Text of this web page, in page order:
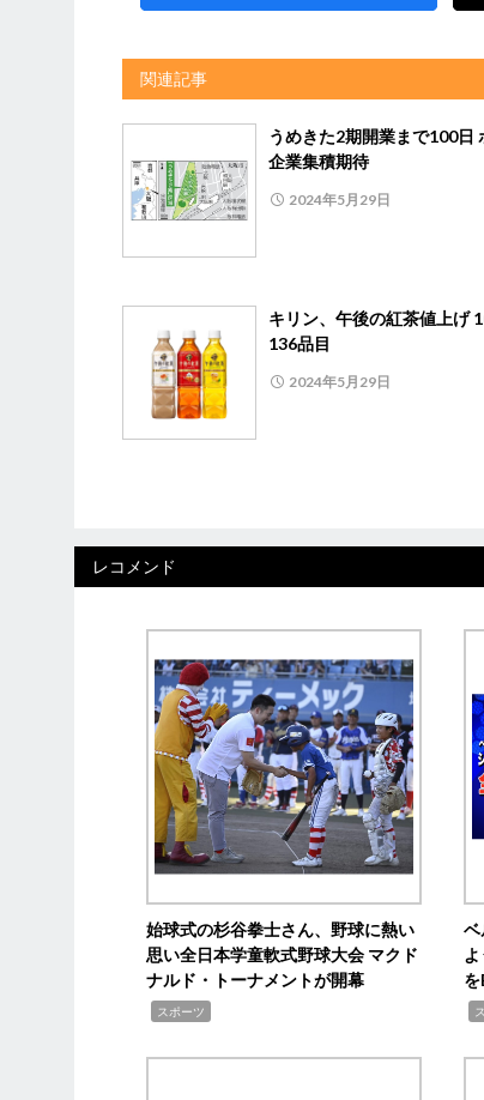
関連記事
うめきた2期開業まで100日
企業集積期待
2024年5月29日
キリン、午後の紅茶値上げ
136品目
2024年5月29日
レコメンド
始球式の杉谷拳士さん、野球に熱い
思い全日本学童軟式野球大会 マクド
ナルド・トーナメントが開幕
スポーツ
ベ